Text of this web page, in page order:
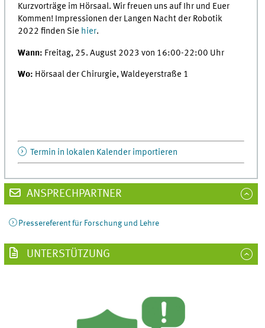
Kurzvorträge im Hörsaal. Wir freuen uns auf Ihr und Euer
Kommen! Impressionen der Langen Nacht der Robotik
2022 finden Sie hier.
Wann: Freitag, 25. August 2023 von 16:00-22:00 Uhr
Wo: Hörsaal der Chirurgie, Waldeyerstraße 1
Termin in lokalen Kalender importieren
ANSPRECHPARTNER
Pressereferent für Forschung und Lehre
UNTERSTÜTZUNG